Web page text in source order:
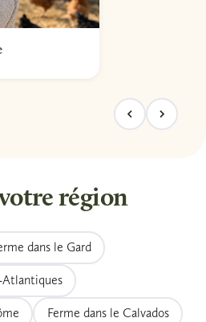
région
dans le Gard
Atlantiques
Ferme dans le Calvados